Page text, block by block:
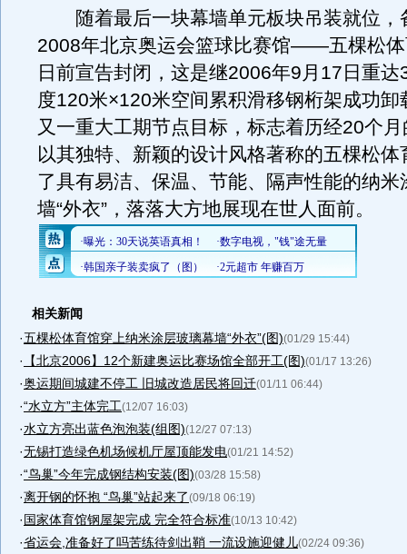
随着最后一块幕墙单元板块吊装就位，
2008年北京奥运会篮球比赛馆——五棵松
日前宣告封闭，这是继2006年9月17日重
度120米×120米空间累积滑移钢桁架成功卸
又一重大工期节点目标，标志着历经20个
以其独特、新颖的设计风格著称的五棵松体
了具有易洁、保温、节能、隔声性能的纳米
墙“外衣”，落落大方地展现在世人面前。
相关新闻
·五棵松体育馆穿上纳米涂层玻璃幕墙“外衣”(图)(01/29 15:44)
· 【北京2006】12个新建奥运比赛场馆全部开工(图)(01/17 13:26)
·奥运期间城建不停工 旧城改造居民将回迁(01/11 06:44)
·“水立方”主体完工(12/07 16:03)
·水立方亮出蓝色泡泡装(组图)(12/27 07:13)
·无锡打造绿色机场候机厅屋顶能发电(01/21 14:52)
·“鸟巢”今年完成钢结构安装(图)(03/28 15:58)
·离开钢的怀抱 “鸟巢”站起来了(09/18 06:19)
·国家体育馆钢屋架完成 完全符合标准(10/13 10:42)
·省运会,准备好了吗苦练待剑出鞘 一流设施迎健儿(02/24 09:36)